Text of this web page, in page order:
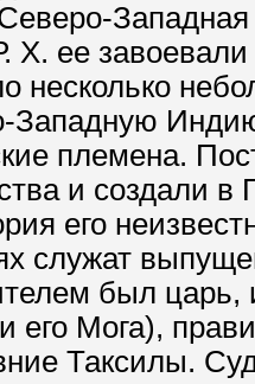
Х. ее
несколько
Западную
племена.
и создали в
его
служат
был царь,
его Мога),
Таксилы.